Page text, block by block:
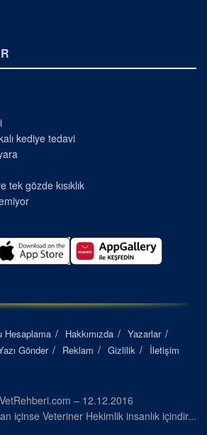
kediye tedavi
gözde kısıklık
Hesaplama Hakkımızda
Yazarlar
Gönder Reklam Gizlilik İletişim
– 12.12.2016
içinse Veteriner Hekimlik insanlık içindir...